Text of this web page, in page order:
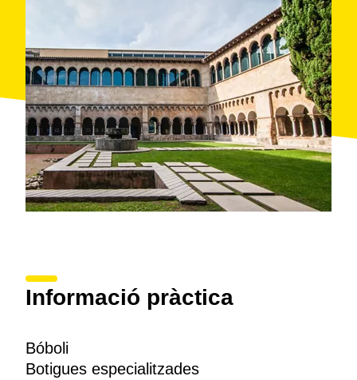
Informació pràctica
Bóboli
Botigues especialitzades